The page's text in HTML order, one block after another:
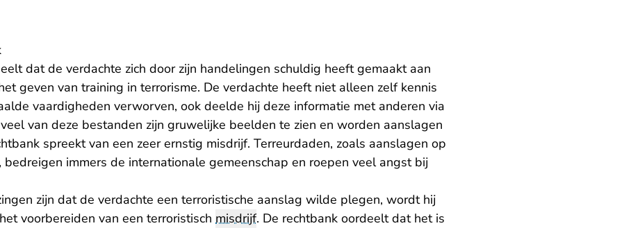
dat de verdachte zich door zijn handelingen schuldig heeft gemaakt aan
geven van training in terrorisme. De verdachte heeft niet alleen zelf kennis
vaardigheden verworven, ook deelde hij deze informatie met anderen via
van deze bestanden zijn gruwelijke beelden te zien en worden aanslagen
spreekt van een zeer ernstig misdrijf. Terreurdaden, zoals aanslagen op
immers de internationale gemeenschap en roepen veel angst bij
zijn dat de verdachte een terroristische aanslag wilde plegen, wordt hij
voorbereiden van een terroristisch misdrijf. De rechtbank oordeelt dat het is